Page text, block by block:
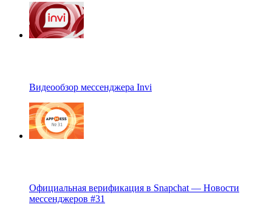
Видеообзор мессенджера Invi
Официальная верификация в Snapchat — Новости
мессенджеров #31